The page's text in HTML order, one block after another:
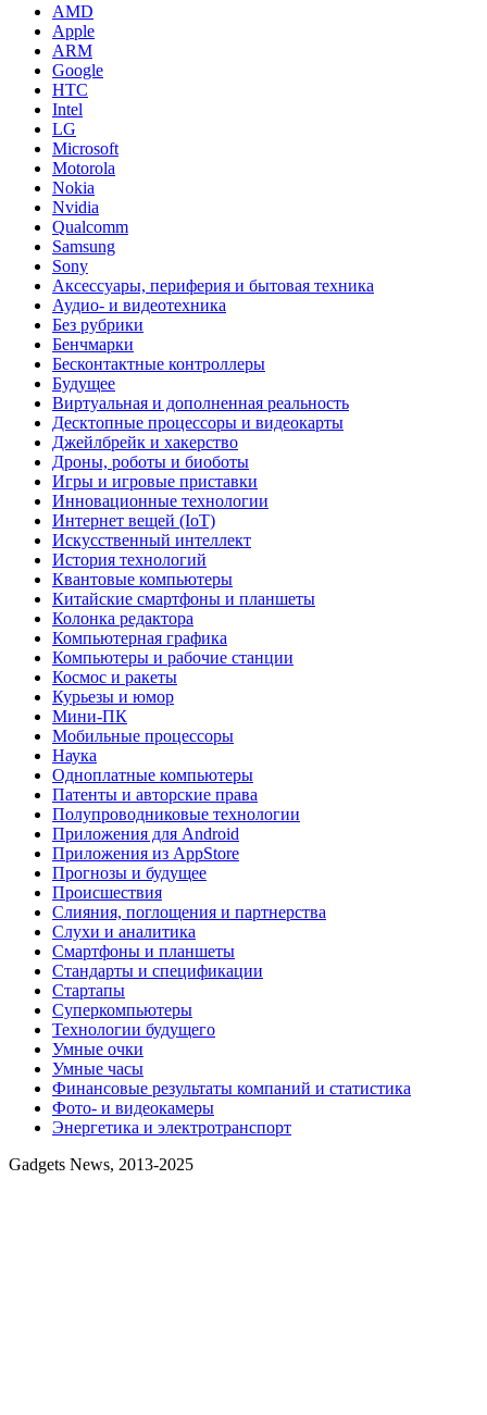
AMD
Apple
ARM
Google
HTC
Intel
LG
Microsoft
Motorola
Nokia
Nvidia
Qualcomm
Samsung
Sony
Аксессуары, периферия и бытовая техника
Аудио- и видеотехника
Без рубрики
Бенчмарки
Бесконтактные контроллеры
Будущее
Виртуальная и дополненная реальность
Десктопные процессоры и видеокарты
Джейлбрейк и хакерство
Дроны, роботы и биоботы
Игры и игровые приставки
Инновационные технологии
Интернет вещей (IoT)
Искусственный интеллект
История технологий
Квантовые компьютеры
Китайские смартфоны и планшеты
Колонка редактора
Компьютерная графика
Компьютеры и рабочие станции
Космос и ракеты
Курьезы и юмор
Мини-ПК
Мобильные процессоры
Наука
Одноплатные компьютеры
Патенты и авторские права
Полупроводниковые технологии
Приложения для Android
Приложения из AppStore
Прогнозы и будущее
Происшествия
Слияния, поглощения и партнерства
Слухи и аналитика
Смартфоны и планшеты
Стандарты и спецификации
Стартапы
Суперкомпьютеры
Технологии будущего
Умные очки
Умные часы
Финансовые результаты компаний и статистика
Фото- и видеокамеры
Энергетика и электротранспорт
Gadgets News, 2013-2025